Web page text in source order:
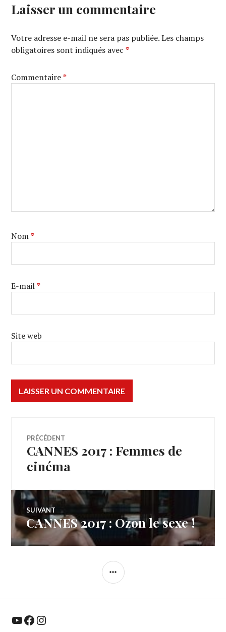
Laisser un commentaire
Votre adresse e-mail ne sera pas publiée. Les champs
obligatoires sont indiqués avec*
Commentaire*
Nom*
E-mail*
Site web
Navigation
de
l’article
PRÉCÉDENT
Article
précédent :
CANNES 2017 : Femmes de
cinéma
SUIVANT
Article
Suivant:
CANNES 2017 : Ozon le sexe !
COLONNE
YouTube Facebook Instagram